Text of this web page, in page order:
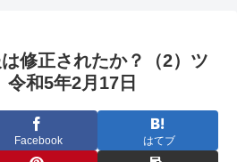
修正されたか？（2）ツ
和5年2月17日
Facebook はてブ